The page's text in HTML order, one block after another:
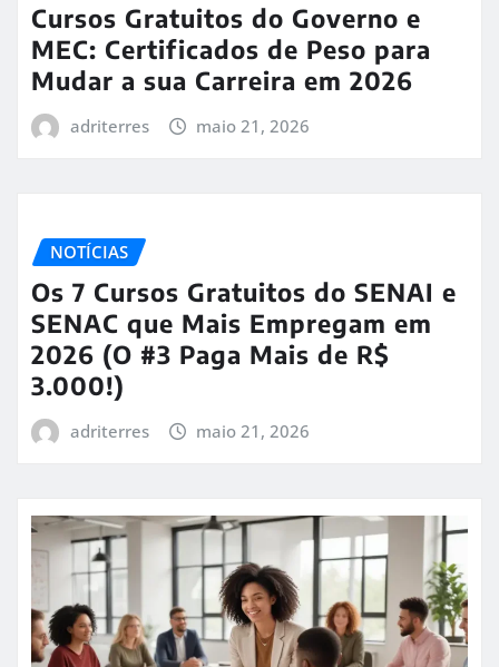
Cursos Gratuitos do Governo e
MEC: Certificados de Peso para
Mudar a sua Carreira em 2026
adriterres maio 21, 2026
NOTÍCIAS
Os 7 Cursos Gratuitos do SENAI e
SENAC que Mais Empregam em
2026 (O #3 Paga Mais de R$
3.000!)
adriterres maio 21, 2026